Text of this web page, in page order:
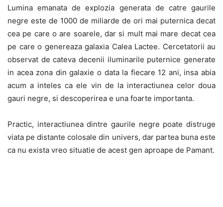
Lumina emanata de explozia generata de catre gaurile
negre este de 1000 de miliarde de ori mai puternica decat
cea pe care o are soarele, dar si mult mai mare decat cea
pe care o genereaza galaxia Calea Lactee. Cercetatorii au
observat de cateva decenii iluminarile puternice generate
in acea zona din galaxie o data la fiecare 12 ani, insa abia
acum a inteles ca ele vin de la interactiunea celor doua
gauri negre, si descoperirea e una foarte importanta.
Practic, interactiunea dintre gaurile negre poate distruge
viata pe distante colosale din univers, dar partea buna este
ca nu exista vreo situatie de acest gen aproape de Pamant.